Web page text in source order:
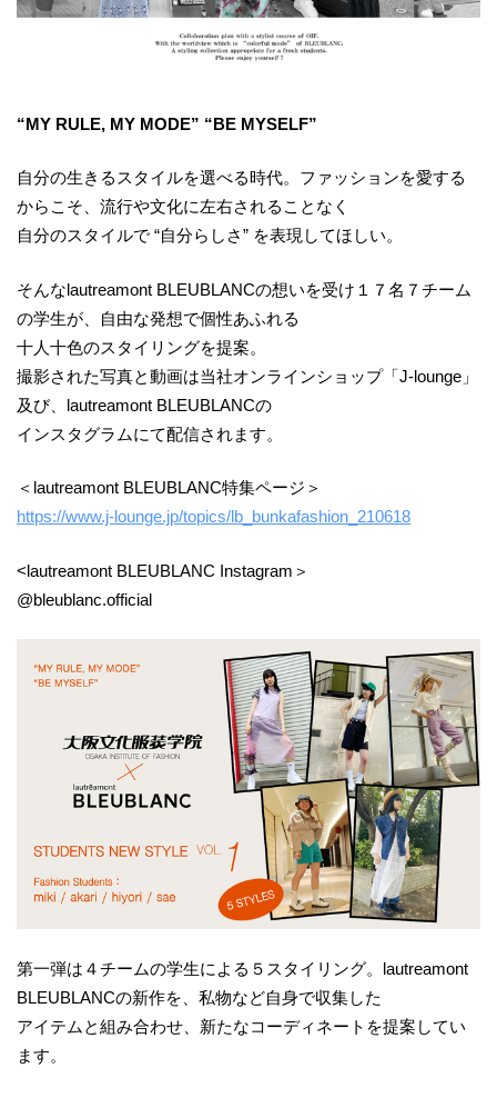
“MY RULE, MY MODE” “BE MYSELF”
自分の生きるスタイルを選べる時代。ファッションを愛する
からこそ、流行や文化に左右されることなく
自分のスタイルで “自分らしさ” を表現してほしい。
そんなlautreamont BLEUBLANCの想いを受け１７名７チーム
の学生が、自由な発想で個性あふれる
十人十色のスタイリングを提案。
撮影された写真と動画は当社オンラインショップ「J-lounge」
及び、lautreamont BLEUBLANCの
インスタグラムにて配信されます。
＜lautreamont BLEUBLANC特集ページ＞
https://www.j-lounge.jp/topics/lb_bunkafashion_210618
<lautreamont BLEUBLANC Instagram＞
@bleublanc.official
第一弾は４チームの学生による５スタイリング。lautreamont
BLEUBLANCの新作を、私物など自身で収集した
アイテムと組み合わせ、新たなコーディネートを提案してい
ます。